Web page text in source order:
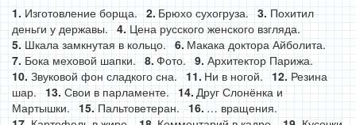
Изготовление борща. Брюхо сухогруза.
Похитил
деньги у державы.
Цена русского женского взгляда.
Шкала замкнутая в кольцо.
Макака доктора Айболита.
Бока меховой шапки.
Фото.
Архитектор Парижа.
Звуковой фон сладкого сна.
Ни в ногой.
Резина
шар.
Свои в парламенте.
Друг Слонёнка и
Мартышки.
Пальтоветеран.
… вращения.